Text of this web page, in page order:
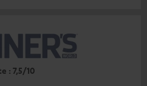
: 7,5/10